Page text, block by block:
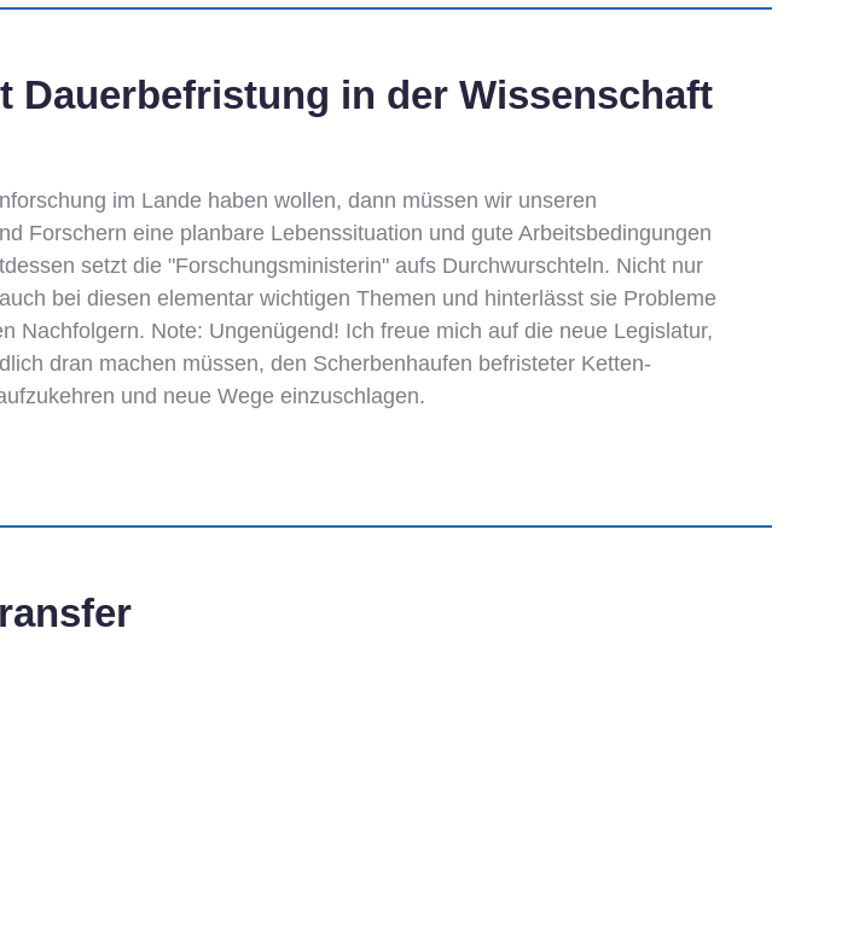
Dauerbefristung in der Wissenschaft
im Lande haben wollen, dann müssen wir unseren
Forschern eine planbare Lebenssituation und gute Arbeitsbedingungen
setzt die "Forschungsministerin" aufs Durchwurschteln. Nicht nur
auch bei diesen elementar wichtigen Themen und hinterlässt sie Probleme
Nachfolgern. Note: Ungenügend! Ich freue mich auf die neue Legislatur,
dran machen müssen, den Scherbenhaufen befristeter Ketten-
und neue Wege einzuschlagen.